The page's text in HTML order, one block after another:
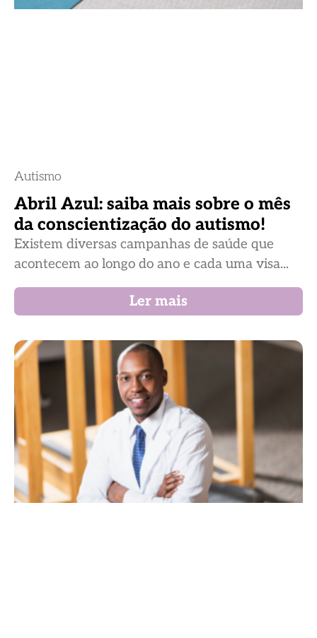
Autismo
Abril Azul: saiba mais sobre o mês
da conscientização do autismo!
Existem diversas campanhas de saúde que
acontecem ao longo do ano e cada uma visa...
Ler mais